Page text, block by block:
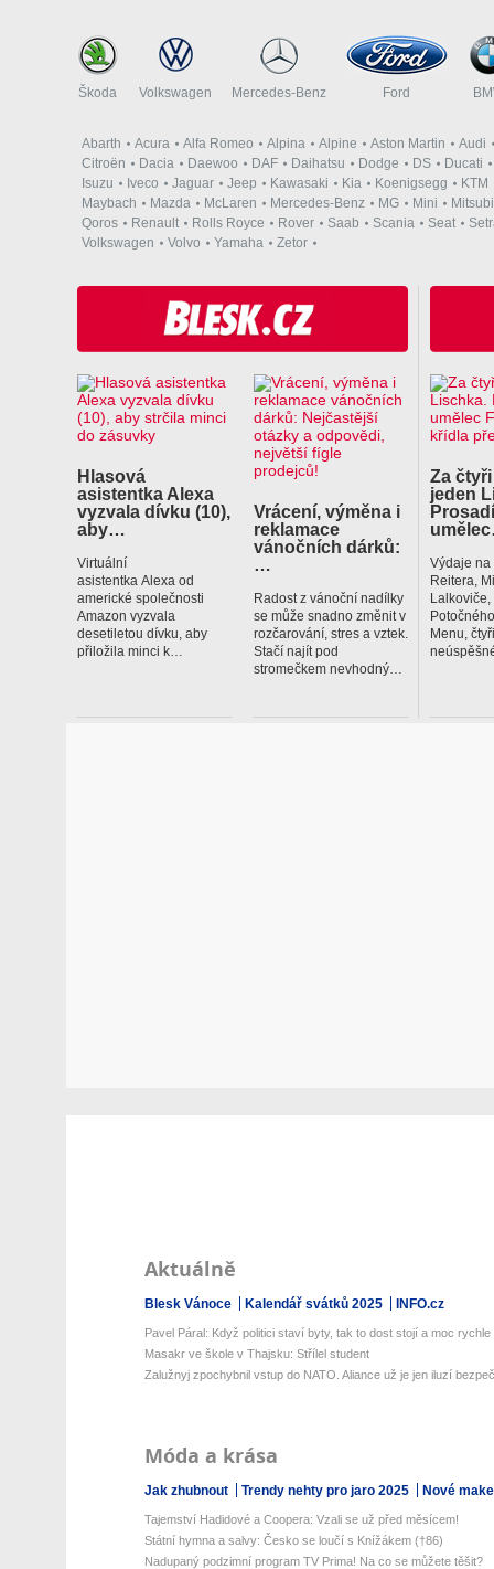
Škoda Volkswagen Mercedes-Benz Ford
Abarth Acura Alfa Romeo Alpina Alpine Aston Martin
Audi
Citroën
Dacia Daewoo DAF Daihatsu Dodge DS
Ducati
Isuzu
Iveco Jaguar Jeep Kawasaki Kia Koenigsegg
KTM
Maybach
Mazda McLaren Mercedes-Benz MG Mini
Qoros
Renault Rolls Royce Rover Saab Scania Seat
Volkswagen
Volvo Yamaha Zetor
Hlasová
asistentka Alexa
vyzvala dívku (10),
aby…
Virtuální
asistentka Alexa od
americké společnosti
Amazon vyzvala
desetiletou dívku, aby
přiložila minci k…
Vrácení, výměna i
reklamace
vánočních dárků:
…
Radost z vánoční nadílky
se může snadno změnit v
rozčarování, stres a vztek.
Stačí najít pod
stromečkem nevhodný…
Za
jeden
Výdaje na
Reitera,
Menu,
Aktuálně
Blesk Vánoce Kalendář svátků 2025 INFO.cz
Pavel Páral: Když politici staví byty, tak to dost stojí a moc rychle
Masakr ve škole v Thajsku: Střílel student
Zalužnyj zpochybnil vstup do NATO. Aliance už je jen iluzí
Móda a krása
Jak zhubnout Trendy nehty pro jaro 2025 Nové
Tajemství Hadidové a Coopera: Vzali se už před měsícem!
Státní hymna a salvy: Česko se loučí s Knížákem (†86)
Nadupaný podzimní program TV Prima! Na co se můžete těšit?